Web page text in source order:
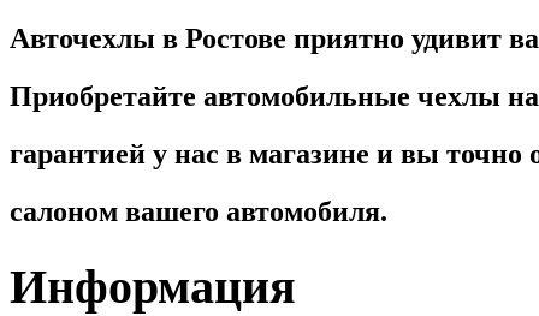
Авточехлы в Ростове приятно удивит
Приобретайте автомобильные чехлы
гарантией у нас в магазине и вы
салоном вашего автомобиля.
Информация